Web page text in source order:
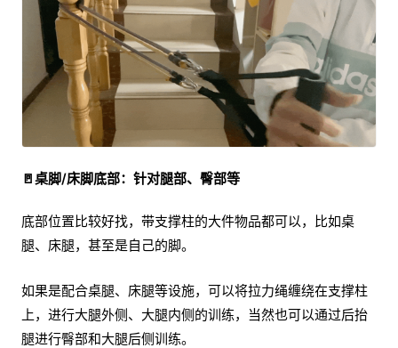
🚪桌脚/床脚底部：针对腿部、臀部等
底部位置比较好找，带支撑柱的大件物品都可以，比如桌
腿、床腿，甚至是自己的脚。
如果是配合桌腿、床腿等设施，可以将拉力绳缠绕在支撑柱
上，进行大腿外侧、大腿内侧的训练，当然也可以通过后抬
腿进行臀部和大腿后侧训练。